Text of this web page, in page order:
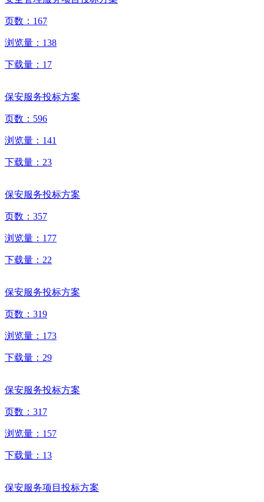
页数： 167
浏览量： 138
下载量： 17
保安服务投标方案
页数： 596
浏览量： 141
下载量： 23
保安服务投标方案
页数： 357
浏览量： 177
下载量： 22
保安服务投标方案
页数： 319
浏览量： 173
下载量： 29
保安服务投标方案
页数： 317
浏览量： 157
下载量： 13
保安服务项目投标方案